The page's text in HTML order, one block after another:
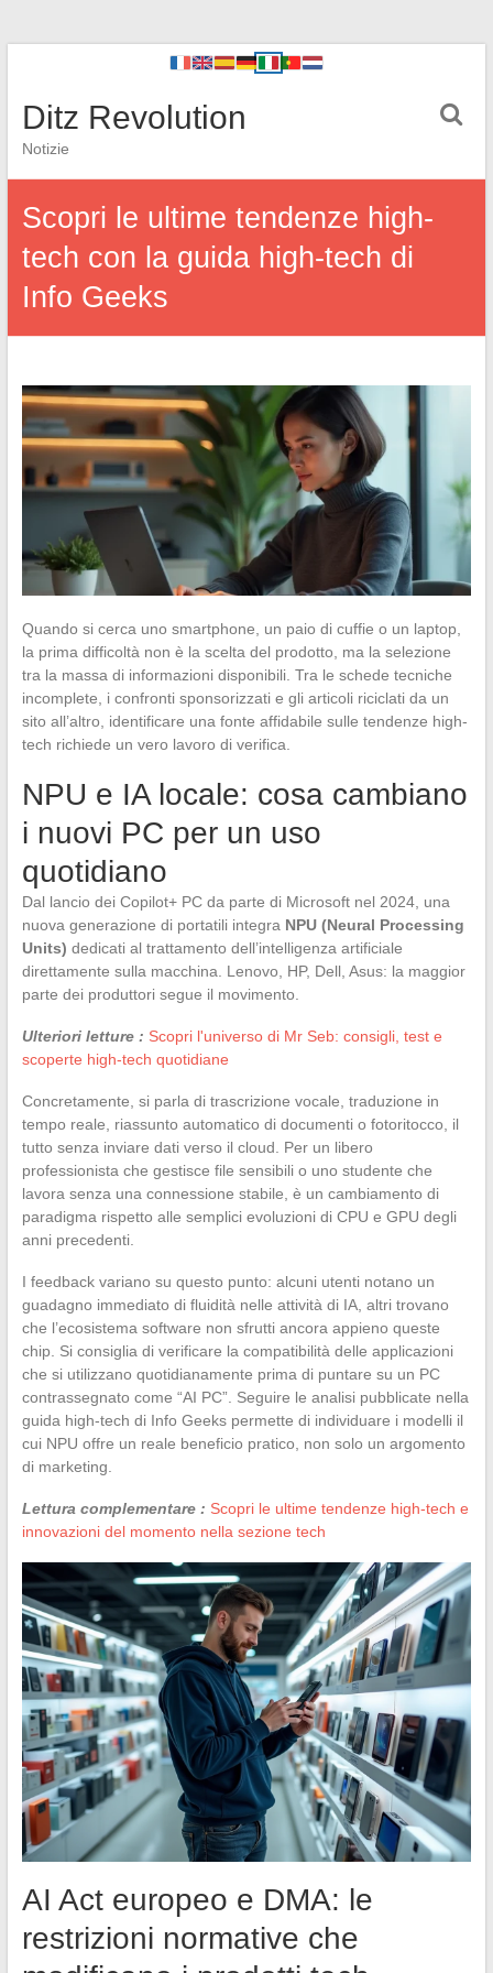
Ditz Revolution
Notizie
Scopri le ultime tendenze high-
tech con la guida high-tech di
Info Geeks
Quando si cerca uno smartphone, un paio di cuffie o un laptop,
la prima difficoltà non è la scelta del prodotto, ma la selezione
tra la massa di informazioni disponibili. Tra le schede tecniche
incomplete, i confronti sponsorizzati e gli articoli riciclati da un
sito all’altro, identificare una fonte affidabile sulle tendenze high-
tech richiede un vero lavoro di verifica.
NPU e IA locale: cosa cambiano
i nuovi PC per un uso
quotidiano
Dal lancio dei Copilot+ PC da parte di Microsoft nel 2024, una
nuova generazione di portatili integra NPU (Neural Processing
Units) dedicati al trattamento dell’intelligenza artificiale
direttamente sulla macchina. Lenovo, HP, Dell, Asus: la maggior
parte dei produttori segue il movimento.
Ulteriori letture : Scopri l'universo di Mr Seb: consigli, test e
scoperte high-tech quotidiane
Concretamente, si parla di trascrizione vocale, traduzione in
tempo reale, riassunto automatico di documenti o fotoritocco, il
tutto senza inviare dati verso il cloud. Per un libero
professionista che gestisce file sensibili o uno studente che
lavora senza una connessione stabile, è un cambiamento di
paradigma rispetto alle semplici evoluzioni di CPU e GPU degli
anni precedenti.
I feedback variano su questo punto: alcuni utenti notano un
guadagno immediato di fluidità nelle attività di IA, altri trovano
che l’ecosistema software non sfrutti ancora appieno queste
chip. Si consiglia di verificare la compatibilità delle applicazioni
che si utilizzano quotidianamente prima di puntare su un PC
contrassegnato come “AI PC”. Seguire le analisi pubblicate nella
guida high-tech di Info Geeks permette di individuare i modelli il
cui NPU offre un reale beneficio pratico, non solo un argomento
di marketing.
Lettura complementare : Scopri le ultime tendenze high-tech e
innovazioni del momento nella sezione tech
AI Act europeo e DMA: le
restrizioni normative che